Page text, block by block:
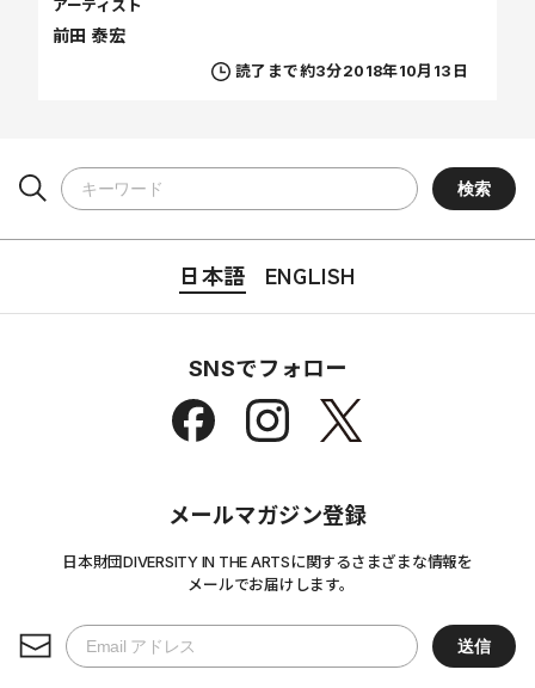
前田 泰宏
アーティスト
読了まで約3分2018年10月13日
日本語 ENGLISH
SNSでフォロー
メールマガジン登録
日本財団DIVERSITY IN THE ARTSに関するさまざまな情報を
メールでお届けします。